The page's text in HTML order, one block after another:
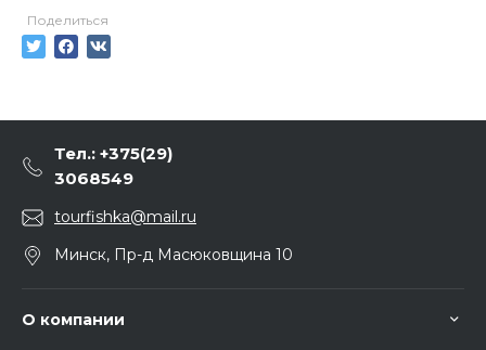
Поделиться
Тел.: +375(29)
3068549
tourfishka@mail.ru
Минск, Пр-д Масюковщина 10
О компании